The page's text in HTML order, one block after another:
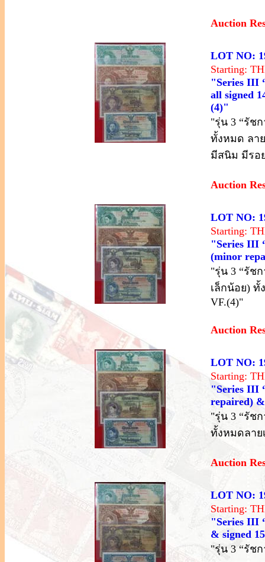
Auction
LOT NO:
Starting:
"Series III
all signed
(4)"
"รุ่น 3 “รัช
ทั้งหมด ลา
มีสนิม มีรอ
Auction
LOT NO:
Starting:
"Series III
(minor
"รุ่น 3 “รัช
เล็กน้อย) ทั้
VF.(4)"
Auction
LOT NO:
Starting:
"Series III
repaired)
"รุ่น 3 “รัช
ทั้งหมดลาย
Auction
LOT NO:
Starting:
"Series III
& signed
"รุ่น 3 “รัช